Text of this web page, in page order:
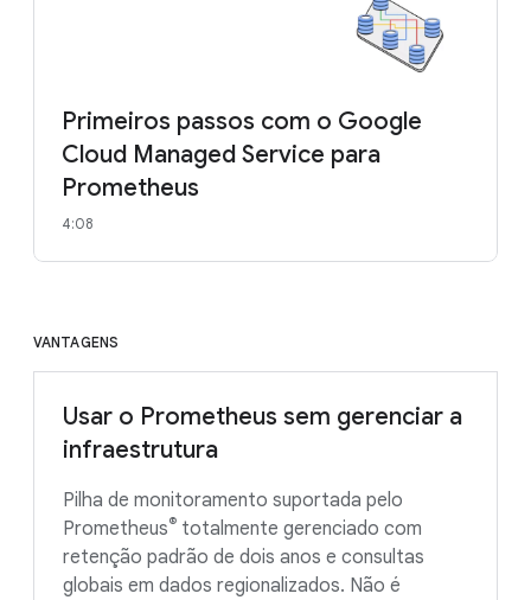
Primeiros passos com o Google
Cloud Managed Service para
Prometheus
4:08
VANTAGENS
Usar o Prometheus sem gerenciar a
infraestrutura
Pilha de monitoramento suportada pelo
Prometheus® totalmente gerenciado com
retenção padrão de dois anos e consultas
globais em dados regionalizados. Não é